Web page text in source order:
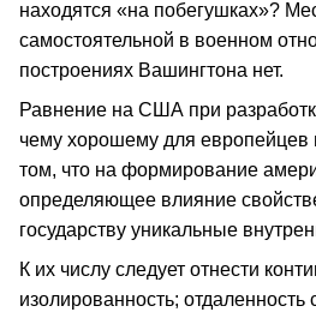
находятся «на побегушках»?
самостоятельной в военном
построениях Вашингтона нет.
Равнение на США при
чему хорошему для европейцев
том, что на формирование
определяющее влияние
государству уникальные
К их числу следует отнести
изолированность; отдаленность